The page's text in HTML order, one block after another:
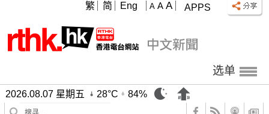
APPS
A A A
繁 简 Eng
选单
2026.08.07 星期五 28°C
84%
S